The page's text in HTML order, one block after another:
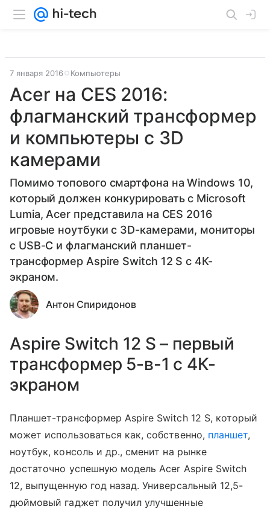
7 января 2016 Компьютеры
Acer на CES 2016:
флагманский трансформер
и компьютеры с 3D
камерами
Помимо топового смартфона на Windows 10,
который должен конкурировать с Microsoft
Lumia, Acer представила на CES 2016
игровые ноутбуки с 3D-камерами, мониторы
с USB-C и флагманский планшет-
трансформер Aspire Switch 12 S с 4К-
экраном.
Антон Спиридонов
Aspire Switch 12 S – первый
трансформер 5-в-1 с 4К-
экраном
Планшет-трансформер Aspire Switch 12 S, который
может использоваться как, собственно, планшет,
ноутбук, консоль и др., сменит на рынке
достаточно успешную модель Acer Aspire Switch
12, выпущенную год назад. Универсальный 12,5-
дюймовый гаджет получил улучшенные